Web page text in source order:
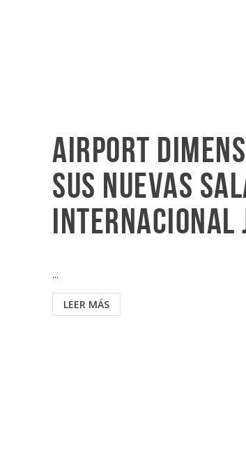
Airport
sus nuevas
Internacional
...
LEER MÁS